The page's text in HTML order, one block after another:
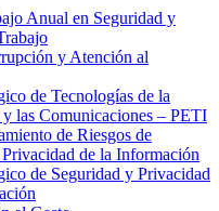
Anual en Seguridad y
y Atención al
de Tecnologías de la
las Comunicaciones – PETI
de Riesgos de
de la Información
de Seguridad y Privacidad